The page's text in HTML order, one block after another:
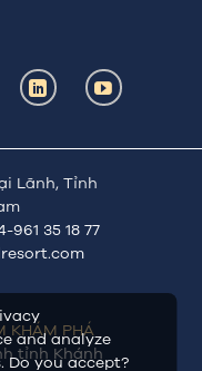
Lãnh, Tỉnh
35 18 77
KHÁM PHÁ
tỉnh Khánh
and analyze
Do you accept?